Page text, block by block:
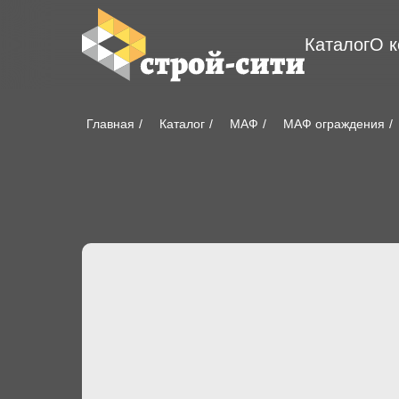
КаталогО
Главная / Каталог / МАФ / МАФ ограждения /